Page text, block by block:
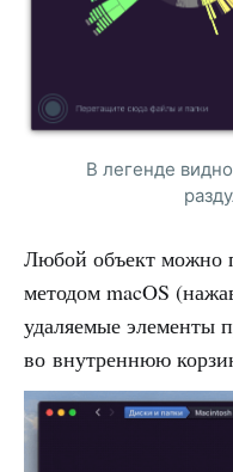
В легенде
Любой объект можно
методом macOS
удаляемые элементы
во внутреннюю